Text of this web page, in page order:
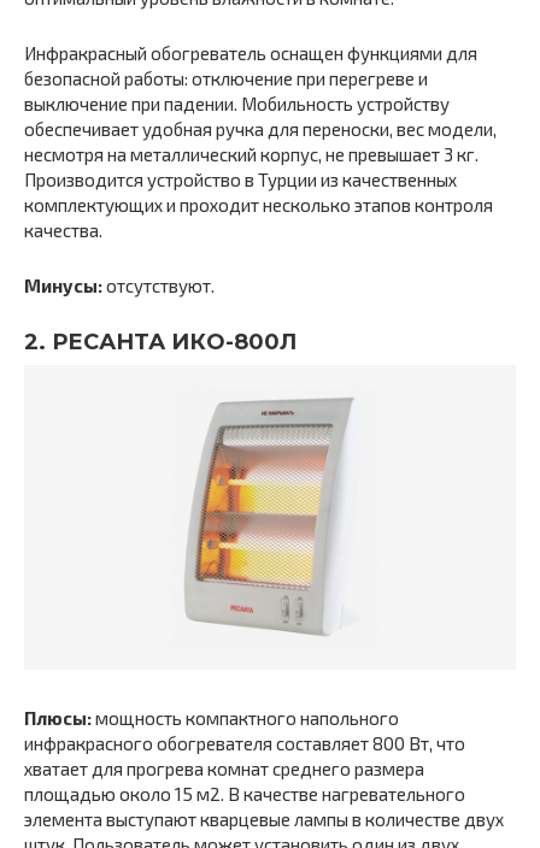
Инфракрасный обогреватель оснащен функциями для
безопасной работы: отключение при перегреве и
выключение при падении. Мобильность устройству
обеспечивает удобная ручка для переноски, вес модели,
несмотря на металлический корпус, не превышает 3 кг.
Производится устройство в Турции из качественных
комплектующих и проходит несколько этапов контроля
качества.
Минусы:отсутствуют.
2. РЕСАНТА ИКО-800Л
Плюсы:мощность компактного напольного
инфракрасного обогревателя составляет 800 Вт, что
хватает для прогрева комнат среднего размера
площадью около 15 м2. В качестве нагревательного
элемента выступают кварцевые лампы в количестве двух